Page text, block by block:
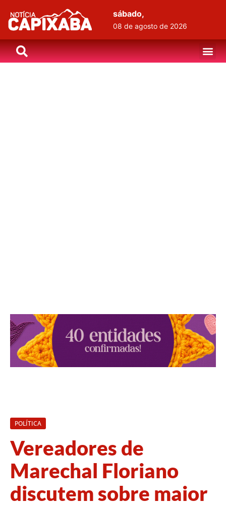
sábado,
08 de agosto de 2026
POLÍTICA
Vereadores de
Marechal Floriano
discutem sobre maior